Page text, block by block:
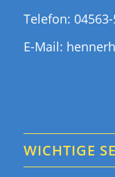
Telefon:
E-Mail:
WICHTIGE